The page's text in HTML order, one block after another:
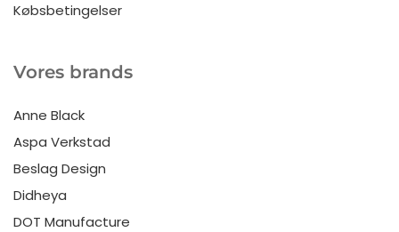
Købsbetingelser
Vores brands
Anne Black
Aspa Verkstad
Beslag Design
Didheya
DOT Manufacture